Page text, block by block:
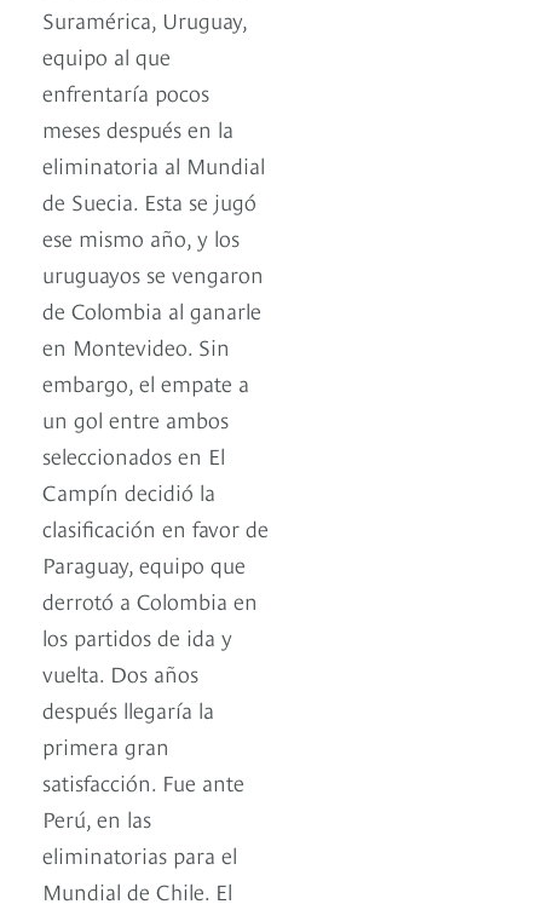
Suramérica, Uruguay,
equipo al que
enfrentaría pocos
meses después en la
eliminatoria al Mundial
de Suecia. Esta se jugó
ese mismo año, y los
uruguayos se vengaron
de Colombia al ganarle
en Montevideo. Sin
embargo, el empate a
un gol entre ambos
seleccionados en El
Campín decidió la
clasificación en favor de
Paraguay, equipo que
derrotó a Colombia en
los partidos de ida y
vuelta. Dos años
después llegaría la
primera gran
satisfacción. Fue ante
Perú, en las
eliminatorias para el
Mundial de Chile. El